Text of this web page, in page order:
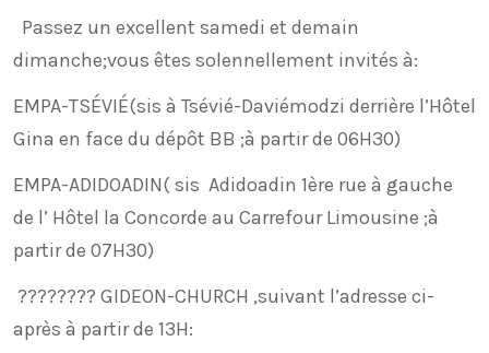
Passez un excellent samedi et demain
dimanche;vous êtes solennellement invités à:
EMPA-TSÉVIÉ(sis à Tsévié-Daviémodzi derrière l’Hôtel
Gina en face du dépôt BB ;à partir de 06H30)
EMPA-ADIDOADIN( sis Adidoadin 1ère rue à gauche
de l’ Hôtel la Concorde au Carrefour Limousine ;à
partir de 07H30)
???????? GIDEON-CHURCH ,suivant l’adresse ci-
après à partir de 13H: